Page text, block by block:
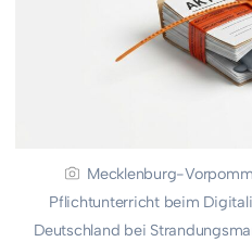
Mecklenburg-
Pflichtunterricht beim
Deutschland bei